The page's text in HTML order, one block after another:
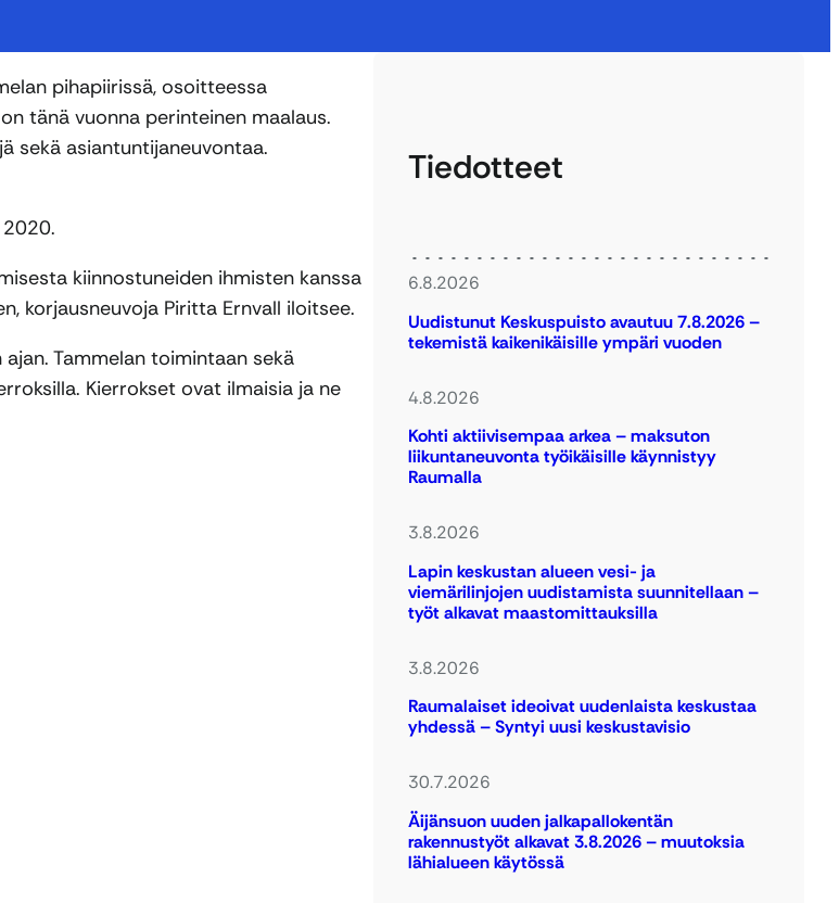
pihapiirissä, osoitteessa
tänä vuonna perinteinen maalaus.
sekä asiantuntijaneuvontaa.
kiinnostuneiden ihmisten kanssa
korjausneuvoja Piritta Ernvall iloitsee.
Tammelan toimintaan sekä
Kierrokset ovat ilmaisia ja ne
Tiedotteet
6.8.2026
Uudistunut Keskuspuisto avautuu 7.8.2026 –
tekemistä kaikenikäisille ympäri vuoden
4.8.2026
Kohti aktiivisempaa arkea – maksuton
liikuntaneuvonta työikäisille käynnistyy
Raumalla
3.8.2026
Lapin keskustan alueen vesi- ja
viemärilinjojen uudistamista suunnitellaan –
työt alkavat maastomittauksilla
3.8.2026
Raumalaiset ideoivat uudenlaista keskustaa
yhdessä – Syntyi uusi keskustavisio
30.7.2026
Äijänsuon uuden jalkapallokentän
rakennustyöt alkavat 3.8.2026 – muutoksia
lähialueen käytössä